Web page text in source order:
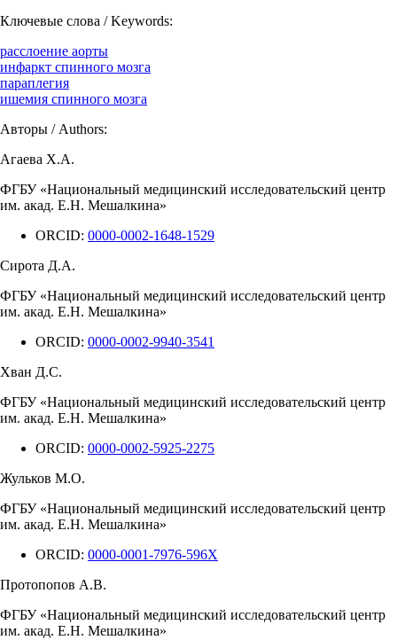
Ключевые слова / Keywords:
расслоение аорты
инфаркт спинного мозга
параплегия
ишемия спинного мозга
Авторы / Authors:
Агаева Х.А.
ФГБУ «Национальный медицинский исследовательский центр
им. акад. Е.Н. Мешалкина»
ORCID: 0000-0002-1648-1529
Сирота Д.А.
ФГБУ «Национальный медицинский исследовательский центр
им. акад. Е.Н. Мешалкина»
ORCID: 0000-0002-9940-3541
Хван Д.С.
ФГБУ «Национальный медицинский исследовательский центр
им. акад. Е.Н. Мешалкина»
ORCID: 0000-0002-5925-2275
Жульков М.О.
ФГБУ «Национальный медицинский исследовательский центр
им. акад. Е.Н. Мешалкина»
ORCID: 0000-0001-7976-596X
Протопопов А.В.
ФГБУ «Национальный медицинский исследовательский центр
им. акад. Е.Н. Мешалкина»